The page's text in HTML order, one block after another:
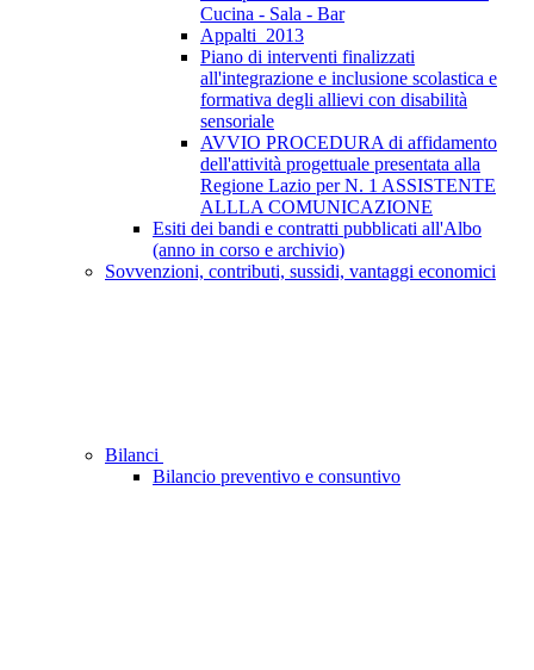
Cucina - Sala - Bar
Appalti_2013
Piano di interventi finalizzati
all'integrazione e inclusione scolastica e
formativa degli allievi con disabilità
sensoriale
AVVIO PROCEDURA di affidamento
dell'attività progettuale presentata alla
Regione Lazio per N. 1 ASSISTENTE
ALLLA COMUNICAZIONE
Esiti dei bandi e contratti pubblicati all'Albo
(anno in corso e archivio)
Sovvenzioni, contributi, sussidi, vantaggi economici
Bilanci
Bilancio preventivo e consuntivo